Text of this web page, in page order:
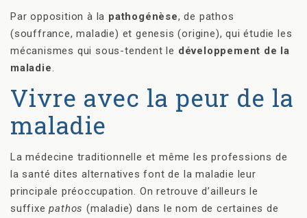
Par opposition à la pathogénèse, de pathos
(souffrance, maladie) et genesis (origine), qui étudie les
mécanismes qui sous-tendent le développement de la
maladie.
Vivre avec la peur de la
maladie
La médecine traditionnelle et même les professions de
la santé dites alternatives font de la maladie leur
principale préoccupation. On retrouve d’ailleurs le
suffixepathos (maladie) dans le nom de certaines de